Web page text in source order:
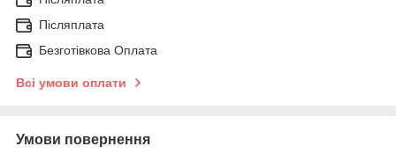
Післяплата
Безготівкова Оплата
Всі умови оплати
Умови повернення